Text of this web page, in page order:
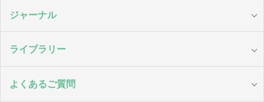
ジャーナル
ライブラリー
よくあるご質問